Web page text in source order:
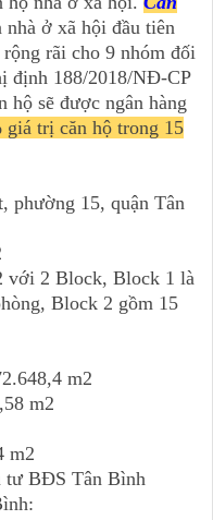
ở xã hội đầu tiên
rãi cho 9 nhóm đối
định 188/2018/NĐ-CP
hộ sẽ được ngân hàng
trị căn hộ trong 15
phường 15, quận Tân
với 2 Block, Block 1 là
Block 2 gồm 15
m2
m2
m2
tư BĐS Tân Bình